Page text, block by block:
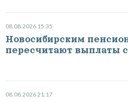
08.08.2026 15:35
Новосибирским
пересчитают выплаты с
08.08.2026 21:17